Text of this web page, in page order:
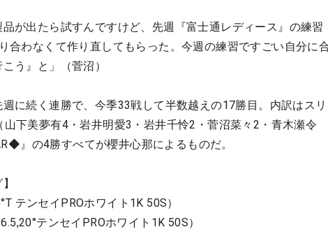
品が出たら試すんですけど、先週『富士通レディース』の練習
合わなくて作り直してもらった。今週の練習ですごい自分に
う』と」（菅沼）
に続く連勝で、今季33戦して半数越えの17勝目。内訳はスリ
山下美夢有4・岩井明愛3・岩井千怜2・菅沼菜々2・青木瀬令
』の4勝すべてが櫻井心那によるものだ。
テンセイPROホワイト1K 50S）
テンセイPROホワイト1K 50S）